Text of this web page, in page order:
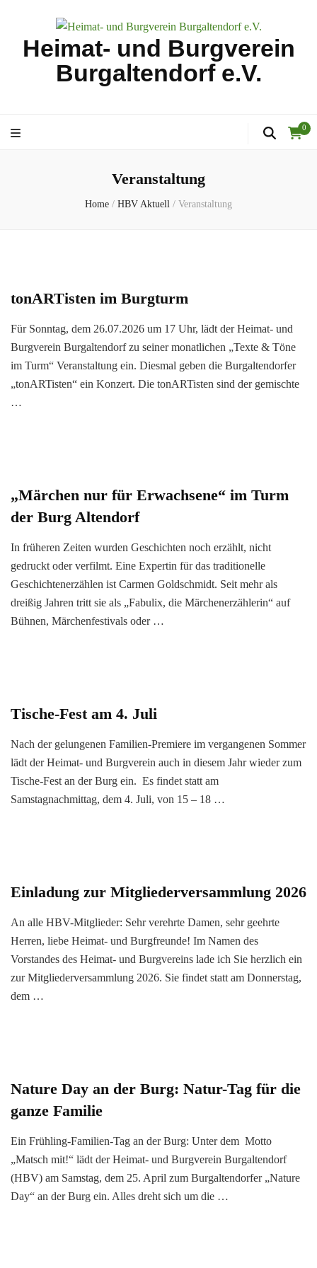
Heimat- und Burgverein
Burgaltendorf e.V.
0
Veranstaltung
Home / HBV Aktuell / Veranstaltung
tonARTisten im Burgturm
Für Sonntag, dem 26.07.2026 um 17 Uhr, lädt der Heimat- und
Burgverein Burgaltendorf zu seiner monatlichen „Texte & Töne
im Turm“ Veranstaltung ein. Diesmal geben die Burgaltendorfer
„tonARTisten“ ein Konzert. Die tonARTisten sind der gemischte
…
„Märchen nur für Erwachsene“ im Turm
der Burg Altendorf
In früheren Zeiten wurden Geschichten noch erzählt, nicht
gedruckt oder verfilmt. Eine Expertin für das traditionelle
Geschichtenerzählen ist Carmen Goldschmidt. Seit mehr als
dreißig Jahren tritt sie als „Fabulix, die Märchenerzählerin“ auf
Bühnen, Märchenfestivals oder …
Tische-Fest am 4. Juli
Nach der gelungenen Familien-Premiere im vergangenen Sommer
lädt der Heimat- und Burgverein auch in diesem Jahr wieder zum
Tische-Fest an der Burg ein. Es findet statt am
Samstagnachmittag, dem 4. Juli, von 15 – 18 …
Einladung zur Mitgliederversammlung 2026
An alle HBV-Mitglieder: Sehr verehrte Damen, sehr geehrte
Herren, liebe Heimat- und Burgfreunde! Im Namen des
Vorstandes des Heimat- und Burgvereins lade ich Sie herzlich ein
zur Mitgliederversammlung 2026. Sie findet statt am Donnerstag,
dem …
Nature Day an der Burg: Natur-Tag für die
ganze Familie
Ein Frühling-Familien-Tag an der Burg: Unter dem Motto
„Matsch mit!“ lädt der Heimat- und Burgverein Burgaltendorf
(HBV) am Samstag, dem 25. April zum Burgaltendorfer „Nature
Day“ an der Burg ein. Alles dreht sich um die …